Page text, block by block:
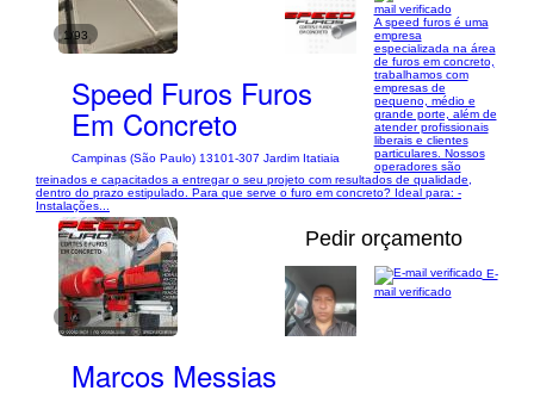
1/93
Speed Furos Furos
Em Concreto
Campinas (São Paulo) 13101-307 Jardim Itatiaia
mail verificado
A speed furos é uma
empresa
especializada na área
de furos em concreto,
trabalhamos com
empresas de
pequeno, médio e
grande porte, além de
atender profissionais
liberais e clientes
particulares. Nossos
operadores são
treinados e capacitados a entregar o seu projeto com resultados de qualidade,
dentro do prazo estipulado. Para que serve o furo em concreto? Ideal para: -
Instalações...
1/4
Pedir orçamento
Marcos Messias
E-
mail verificado